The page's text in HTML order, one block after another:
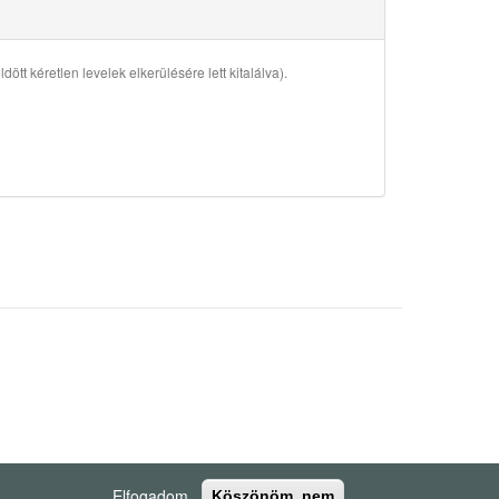
kéretlen levelek elkerülésére lett kitalálva).